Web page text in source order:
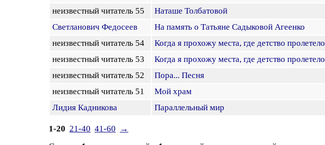
неизвестный читатель 55
Наташе Толбатовой
Светланович Федосеев
На память о Татьяне Садыковой Агеенко
неизвестный читатель 54
Когда я прохожу места, где детство пролетело
неизвестный читатель 53
Когда я прохожу места, где детство пролетело
неизвестный читатель 52
Пора... Песня
неизвестный читатель 51
Мой храм
Лидия Кадникова
Параллельный мир
1-20 21-40 41-60
→